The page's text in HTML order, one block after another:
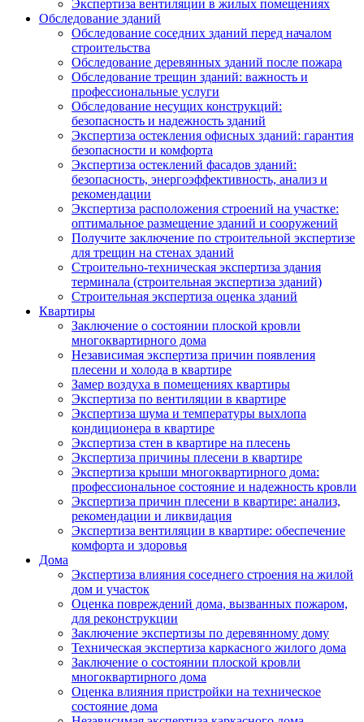
Экспертиза вентиляции в жилых помещениях
Обследование зданий
Обследование соседних зданий перед началом
строительства
Обследование деревянных зданий после пожара
Обследование трещин зданий: важность и
профессиональные услуги
Обследование несущих конструкций:
безопасность и надежность зданий
Экспертиза остекления офисных зданий: гарантия
безопасности и комфорта
Экспертиза остеклений фасадов зданий:
безопасность, энергоэффективность, анализ и
рекомендации
Экспертиза расположения строений на участке:
оптимальное размещение зданий и сооружений
Получите заключение по строительной экспертизе
для трещин на стенах зданий
Строительно-техническая экспертиза здания
терминала (строительная экспертиза зданий)
Строительная экспертиза оценка зданий
Квартиры
Заключение о состоянии плоской кровли
многоквартирного дома
Независимая экспертиза причин появления
плесени и холода в квартире
Замер воздуха в помещениях квартиры
Экспертиза по вентиляции в квартире
Экспертиза шума и температуры выхлопа
кондиционера в квартире
Экспертиза стен в квартире на плесень
Экспертиза причины плесени в квартире
Экспертиза крыши многоквартирного дома:
профессиональное состояние и надежность кровли
Экспертиза причин плесени в квартире: анализ,
рекомендации и ликвидация
Экспертиза вентиляции в квартире: обеспечение
комфорта и здоровья
Дома
Экспертиза влияния соседнего строения на жилой
дом и участок
Оценка повреждений дома, вызванных пожаром,
для реконструкции
Заключение экспертизы по деревянному дому
Техническая экспертиза каркасного жилого дома
Заключение о состоянии плоской кровли
многоквартирного дома
Оценка влияния пристройки на техническое
состояние дома